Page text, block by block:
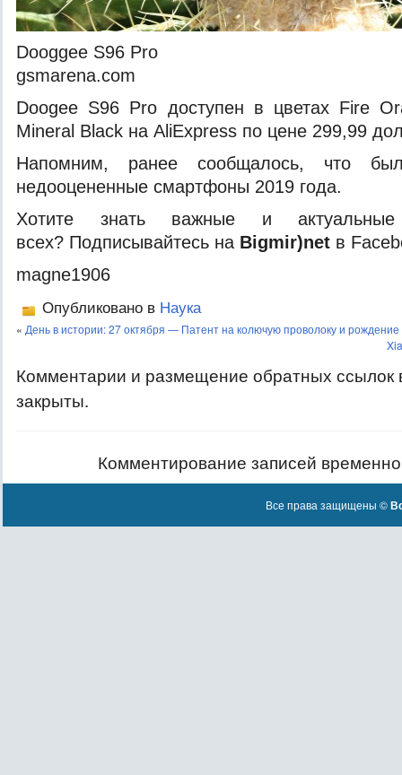
Dooggee S96 Pro
gsmarena.com
Doogee S96 Pro доступен в цветах Fire
Mineral Black на AliExpress по цене 299,99
Напомним, ранее сообщалось, что
недооцененные смартфоны 2019 года.
Хотите знать важные и
всех? Подписывайтесь на Bigmir)net в
magne1906
Опубликовано в Наука
« День в истории: 27 октября — Патент на колючую проволоку и рождение
Комментарии и размещение обратных ссылок
закрыты.
Комментирование записей
Все права защищены ©